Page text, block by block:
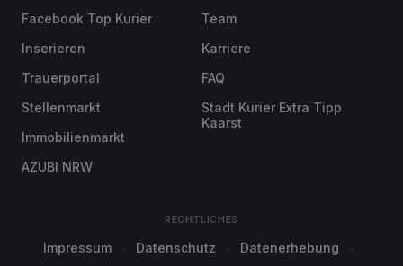
Facebook Top Kurier
Inserieren
Trauerportal
Stellenmarkt
Immobilienmarkt
AZUBI NRW
Team
Karriere
FAQ
Stadt Kurier Extra Tipp
Kaarst
RECHTLICHES
Impressum Datenschutz Datenerhebung